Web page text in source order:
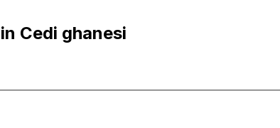
Cedi ghanesi